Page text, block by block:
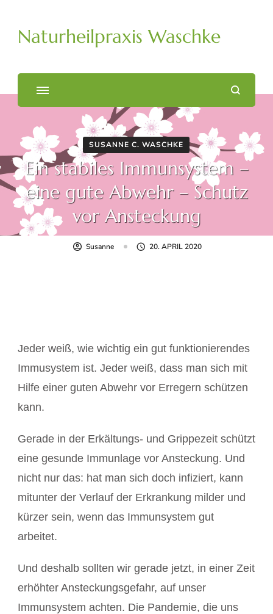
Naturheilpraxis Waschke
SUSANNE C. WASCHKE
Ein stabiles Immunsystem –
eine gute Abwehr – Schutz
vor Ansteckung
Susanne 20. APRIL 2020
Jeder weiß, wie wichtig ein gut funktionierendes
Immusystem ist. Jeder weiß, dass man sich mit
Hilfe einer guten Abwehr vor Erregern schützen
kann.
Gerade in der Erkältungs- und Grippezeit schützt
eine gesunde Immunlage vor Ansteckung. Und
nicht nur das: hat man sich doch infiziert, kann
mitunter der Verlauf der Erkrankung milder und
kürzer sein, wenn das Immunsystem gut
arbeitet.
Und deshalb sollten wir gerade jetzt, in einer Zeit
erhöhter Ansteckungsgefahr, auf unser
Immunsystem achten. Die Pandemie, die uns